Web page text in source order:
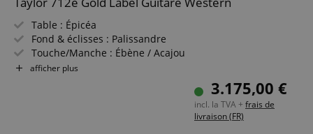
Table : Épicéa
Fond & éclisses : Palissandre
Touche/Manche : Ébène / Acajou
Électronique : LR Baggs Element VTC
afficher plus
3.175,00 €
incl. la TVA + frais de
livraison (FR)